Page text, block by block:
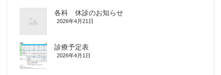
各科 休診のお知らせ
2026年4月21日
診療予定表
2026年4月1日